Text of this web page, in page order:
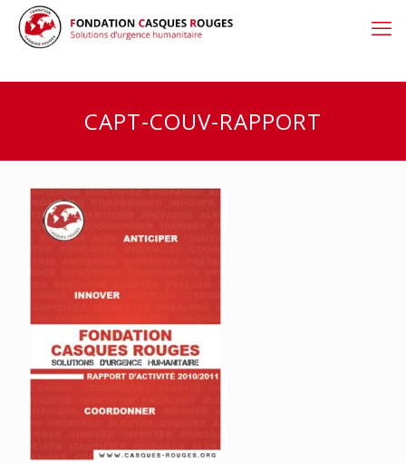
CAPT-COUV-RAPPORT